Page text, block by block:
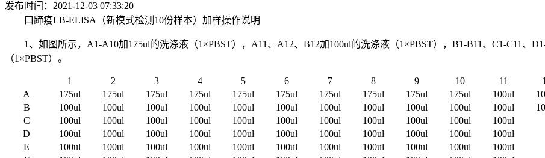
发布时间：2021-12-03 07:33:20
口蹄疫LB-ELISA（新模式检测10份样本）加样操作说明
1、如图所示，A1-A10加175ul的洗涤液（1×PBST），A11、A12、B12加100ul的洗涤液（1×PBST），B1-B11、C1-C11、
（1×PBST）。
1 2 3 4 5 6 7 8 9 10 11
A
175ul 175ul 175ul 175ul 175ul 175ul 175ul 175ul 175ul 175ul 100ul
B
100ul 100ul 100ul 100ul 100ul 100ul 100ul 100ul 100ul 100ul 100ul
C
100ul 100ul 100ul 100ul 100ul 100ul 100ul 100ul 100ul 100ul
100ul
D
100ul 100ul 100ul 100ul 100ul 100ul 100ul 100ul 100ul 100ul
100ul
E
100ul 100ul 100ul 100ul 100ul 100ul 100ul 100ul 100ul 100ul
100ul